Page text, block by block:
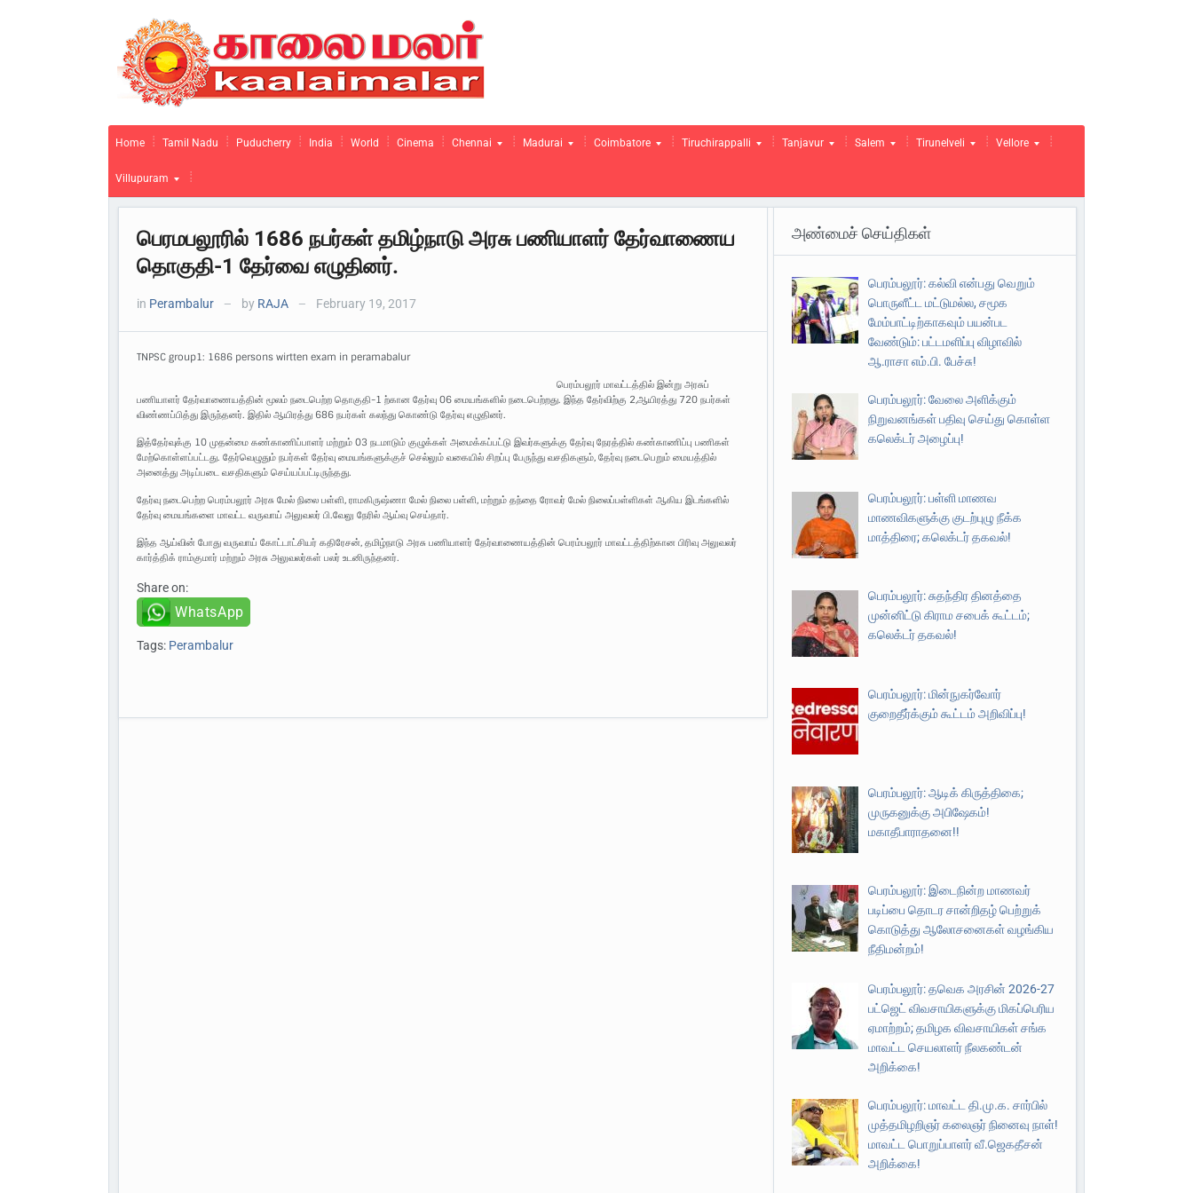
Home Tamil Nadu Puducherry India World Cinema Chennai Madurai Coimbatore Tiruchirappalli Tanjavur Salem Tirunelveli Vellore
Villupuram
பெரமபலூரில் 1686 நபர்கள் தமிழ்நாடு அரசு பணியாளர் தேர்வாணைய
தொகுதி-1 தேர்வை எழுதினர்.
in Perambalur — by RAJA — February 19, 2017
TNPSC group1: 1686 persons wirtten exam in peramabalur
பெரம்பலூர் மாவட்டத்தில் இன்று அரசுப்
பணியாளர் தேர்வாணையத்தின் மூலம் நடைபெற்ற தொகுதி-1 ற்கான தேர்வு 06 மையங்களில் நடைபெற்றது. இந்த தேர்விற்கு 2,ஆயிரத்து 720 நபர்கள்
விண்ணப்பித்து இருந்தனர். இதில் ஆயிரத்து 686 நபர்கள் கலந்து கொண்டு தேர்வு எழுதினர்.
இத்தேர்வுக்கு 10 முதன்மை கண்காணிப்பாளர் மற்றும் 03 நடமாடும் குழுக்கள் அமைக்கப்பட்டு இவர்களுக்கு தேர்வு நேரத்தில் கண்காணிப்பு பணிகள்
மேற்கொள்ளப்பட்டது. தேர்வெழுதும் நபர்கள் தேர்வு மையங்களுக்குச் செல்லும் வகையில் சிறப்பு பேருந்து வசதிகளும், தேர்வு நடைபெறும் மையத்தில்
அனைத்து அடிப்படை வசதிகளும் செய்யப்பட்டிருந்தது.
தேர்வு நடைபெற்ற பெரம்பலூர் அரசு மேல் நிலை பள்ளி, ராமகிருஷ்ணா மேல் நிலை பள்ளி, மற்றும் தந்தை ரோவர் மேல் நிலைப்பள்ளிகள் ஆகிய இடங்களில்
தேர்வு மையங்களை மாவட்ட வருவாய் அலுவலர் பி.வேலு நேரில் ஆய்வு செய்தார்.
இந்த ஆய்வின் போது வருவாய் கோட்டாட்சியர் கதிரேசன், தமிழ்நாடு அரசு பணியாளர் தேர்வாணையத்தின் பெரம்பலூர் மாவட்டத்திற்கான பிரிவு அலுவலர்
கார்த்திக் ராம்குமார் மற்றும் அரசு அலுவலர்கள் பலர் உடனிருந்தனர்.
Share on:
WhatsApp
Tags: Perambalur
அண்மைச் செய்திகள்
பெரம்பலூர்: கல்வி என்பது வெறும்
பொருளீட்ட மட்டுமல்ல, சமூக
மேம்பாட்டிற்காகவும் பயன்பட
வேண்டும்: பட்டமளிப்பு விழாவில்
ஆ.ராசா எம்.பி. பேச்சு!
பெரம்பலூர்: வேலை அளிக்கும்
நிறுவனங்கள் பதிவு செய்து கொள்ள
கலெக்டர் அழைப்பு!
பெரம்பலூர்: பள்ளி மாணவ
மாணவிகளுக்கு குடற்புழு நீக்க
மாத்திரை; கலெக்டர் தகவல்!
பெரம்பலூர்: சுதந்திர தினத்தை
முன்னிட்டு கிராம சபைக் கூட்டம்;
கலெக்டர் தகவல்!
பெரம்பலூர்: மின்நுகர்வோர்
குறைதீர்க்கும் கூட்டம் அறிவிப்பு!
பெரம்பலூர்: ஆடிக் கிருத்திகை;
முருகனுக்கு அபிஷேகம்!
மகாதீபாராதனை!!
பெரம்பலூர்: இடைநின்ற மாணவர்
படிப்பை தொடர சான்றிதழ் பெற்றுக்
கொடுத்து ஆலோசனைகள் வழங்கிய
நீதிமன்றம்!
பெரம்பலூர்: தவெக அரசின் 2026-27
பட்ஜெட் விவசாயிகளுக்கு மிகப்பெரிய
ஏமாற்றம்; தமிழக விவசாயிகள் சங்க
மாவட்ட செயலாளர் நீலகண்டன்
அறிக்கை!
பெரம்பலூர்: மாவட்ட தி.மு.க. சார்பில்
முத்தமிழறிஞர் கலைஞர் நினைவு நாள்!
மாவட்ட பொறுப்பாளர் வீ.ஜெகதீசன்
அறிக்கை!